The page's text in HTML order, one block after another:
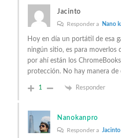
Jacinto
Responder a Nano
Hoy en día un portátil de esa
ningún sitio, es para moverlos
por ahí están los
protección. No hay manera de
1 Responder
Nanokanpro
Responder a Jacinto